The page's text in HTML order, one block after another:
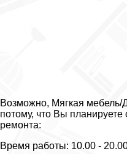
Возможно, Мягкая мебель/
потому, что Вы
ремонта:
Время работы: 10.00 -